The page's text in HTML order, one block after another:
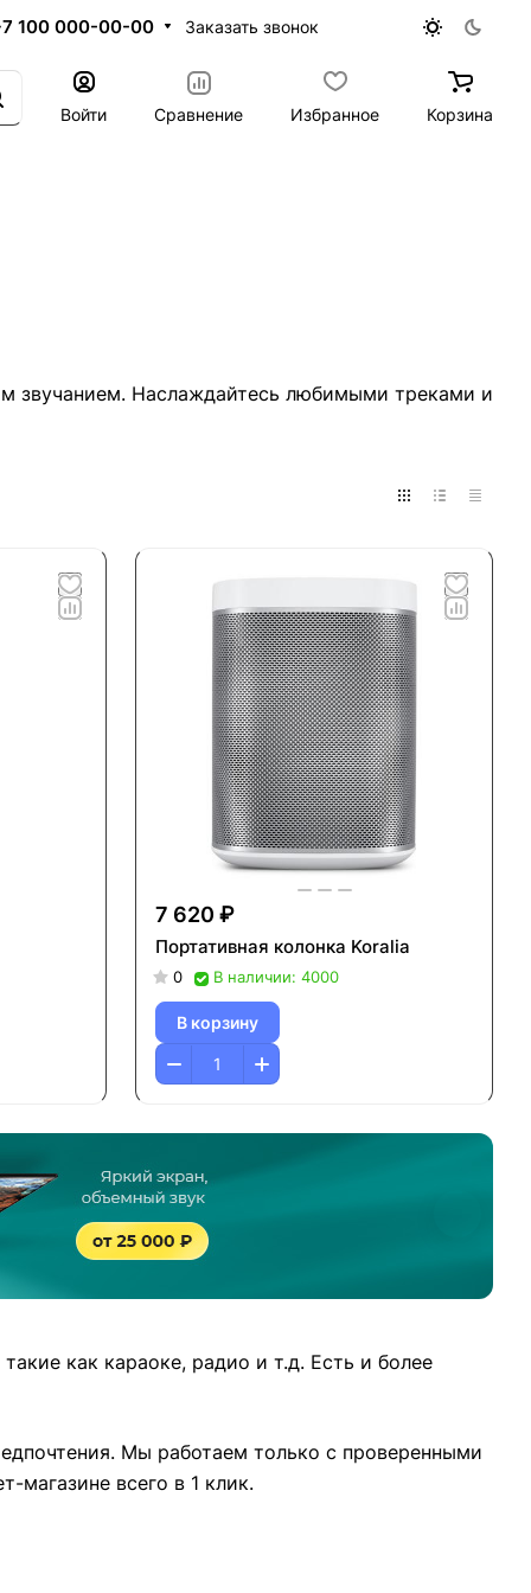
100 000-00-00 Заказать звонок
Войти Сравнение Избранное Корзина
звучанием. Наслаждайтесь любимыми треками и
7 620 ₽
Портативная колонка Koralia
0 В наличии: 4000
В корзину
как караоке, радио и т.д. Есть и более
Мы работаем только с проверенными
магазине всего в 1 клик.